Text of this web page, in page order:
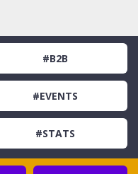
#B2B
#EVENTS
#STATS